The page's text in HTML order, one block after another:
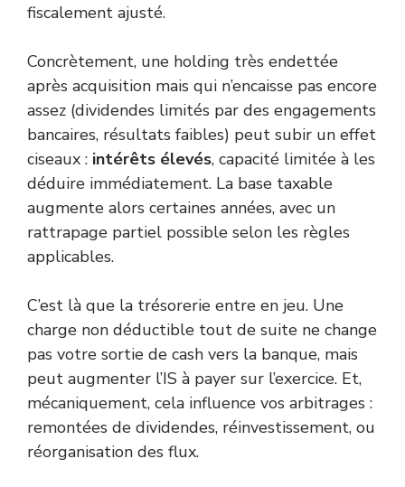
fiscalement ajusté.
Concrètement, une holding très endettée
après acquisition mais qui n’encaisse pas encore
assez (dividendes limités par des engagements
bancaires, résultats faibles) peut subir un effet
ciseaux : intérêts élevés, capacité limitée à les
déduire immédiatement. La base taxable
augmente alors certaines années, avec un
rattrapage partiel possible selon les règles
applicables.
C’est là que la trésorerie entre en jeu. Une
charge non déductible tout de suite ne change
pas votre sortie de cash vers la banque, mais
peut augmenter l’IS à payer sur l’exercice. Et,
mécaniquement, cela influence vos arbitrages :
remontées de dividendes, réinvestissement, ou
réorganisation des flux.